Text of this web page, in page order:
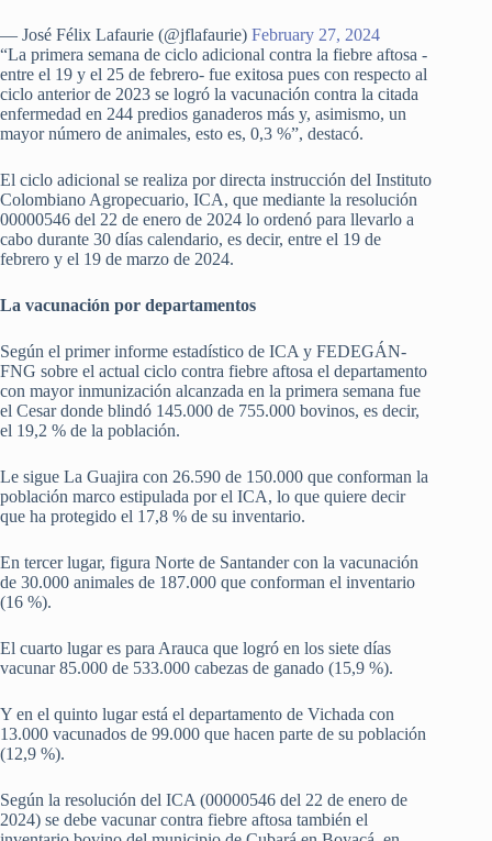
— José Félix Lafaurie (@jflafaurie) February 27, 2024
“La primera semana de ciclo adicional contra la fiebre aftosa -
entre el 19 y el 25 de febrero- fue exitosa pues con respecto al
ciclo anterior de 2023 se logró la vacunación contra la citada
enfermedad en 244 predios ganaderos más y, asimismo, un
mayor número de animales, esto es, 0,3 %”, destacó.
El ciclo adicional se realiza por directa instrucción del Instituto
Colombiano Agropecuario, ICA, que mediante la resolución
00000546 del 22 de enero de 2024 lo ordenó para llevarlo a
cabo durante 30 días calendario, es decir, entre el 19 de
febrero y el 19 de marzo de 2024.
La vacunación por departamentos
Según el primer informe estadístico de ICA y FEDEGÁN-
FNG sobre el actual ciclo contra fiebre aftosa el departamento
con mayor inmunización alcanzada en la primera semana fue
el Cesar donde blindó 145.000 de 755.000 bovinos, es decir,
el 19,2 % de la población.
Le sigue La Guajira con 26.590 de 150.000 que conforman la
población marco estipulada por el ICA, lo que quiere decir
que ha protegido el 17,8 % de su inventario.
En tercer lugar, figura Norte de Santander con la vacunación
de 30.000 animales de 187.000 que conforman el inventario
(16 %).
El cuarto lugar es para Arauca que logró en los siete días
vacunar 85.000 de 533.000 cabezas de ganado (15,9 %).
Y en el quinto lugar está el departamento de Vichada con
13.000 vacunados de 99.000 que hacen parte de su población
(12,9 %).
Según la resolución del ICA (00000546 del 22 de enero de
2024) se debe vacunar contra fiebre aftosa también el